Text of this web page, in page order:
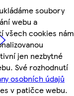
soubory
webu a
všech cookies nám
jen nezbytné
Své rozhodnutí
osobních údajů
v patičce webu.